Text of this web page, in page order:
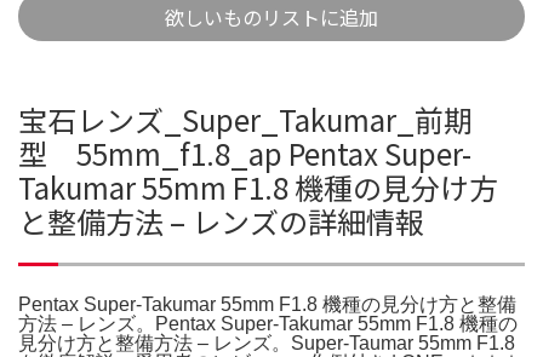
欲しいものリストに追加
宝石レンズ_Super_Takumar_前期
型 55mm_f1.8_ap Pentax Super-
Takumar 55mm F1.8 機種の見分け方
と整備方法 – レンズの詳細情報
Pentax Super-Takumar 55mm F1.8 機種の見分け方と整備
方法 – レンズ。Pentax Super-Takumar 55mm F1.8 機種の
見分け方と整備方法 – レンズ。Super-Taumar 55mm F1.8